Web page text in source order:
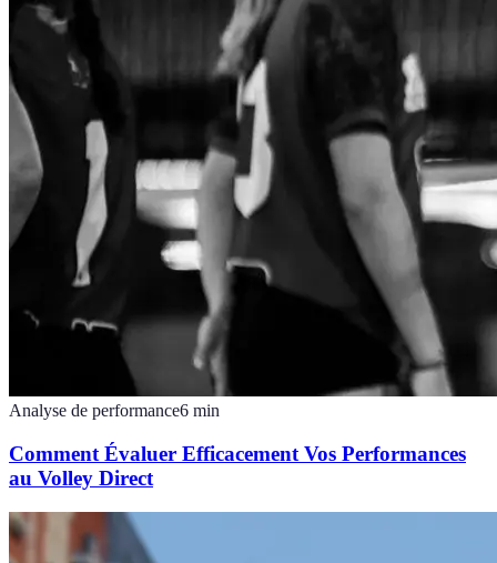
Analyse de performance6 min
Comment Évaluer Efficacement Vos Performances
au Volley Direct